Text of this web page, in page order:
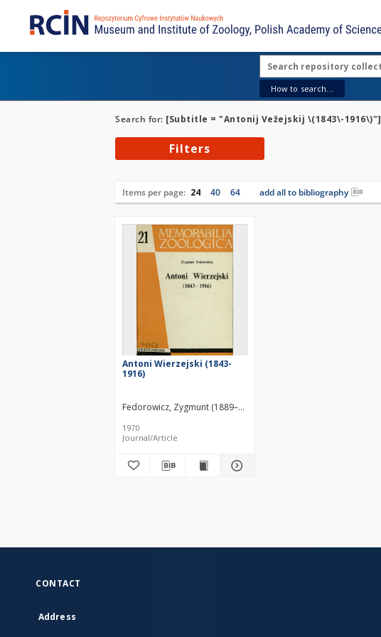
How to search...
Search for: [Subtitle = "Antonij Vežejskij \(1843\-1916\)"]
Filters
Items per page: 24 40 64 add all to bibliography
Antoni Wierzejski (1843-
1916)
Fedorowicz, Zygmunt (1889–1973)
1970
Journal/Article
CONTACT
Address